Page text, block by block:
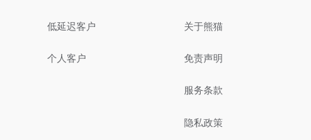
低延迟客户
个人客户
关于熊猫
免责声明
服务条款
隐私政策